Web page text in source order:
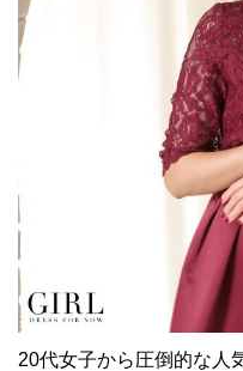
20代女子から圧倒的な人